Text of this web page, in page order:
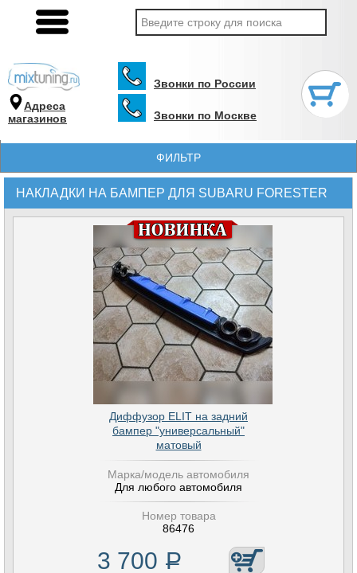
Адреса
магазинов
Звонки по России
Звонки по Москве
ФИЛЬТР
НАКЛАДКИ НА БАМПЕР ДЛЯ SUBARU FORESTER
Диффузор ELIT на задний
бампер "универсальный"
матовый
Марка/модель автомобиля
Для любого автомобиля
Номер товара
86476
3 700 Р